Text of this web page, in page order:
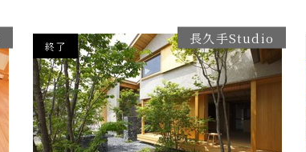
終了 長久手Studio